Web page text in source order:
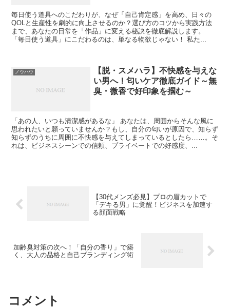
毎日使う道具へのこだわりが、なぜ「自己肯定感」を高め、日々の
QOLと生産性を劇的に向上させるのか？選び方のコツから実践方法
まで、あなたの日常を「作品」に変える秘訣を徹底解説します。
「毎日使う道具」にこだわるのは、単なる物欲じゃない！ 私た...
ノウハウ
【脱・スメハラ】不快感を与えな
い男へ！匂いケア徹底ガイド～無
臭・微香で好印象を掴む～
「あの人、いつも清潔感があるな」 あなたは、周囲からそんな風に
思われたいと願っていませんか？もし、自分の匂いが原因で、知らず
知らずのうちに周囲に不快感を与えてしまっているとしたら……。そ
れは、ビジネスシーンでの信頼、プライベートでの好感度、...
【30代メンズ必見】プロの眉カットで
「デキる男」に覚醒！ビジネスを加速す
る顔面戦略
加齢臭対策の次へ！「自分の香り」で築
く、大人の品格と自己ブランディング術
コメント